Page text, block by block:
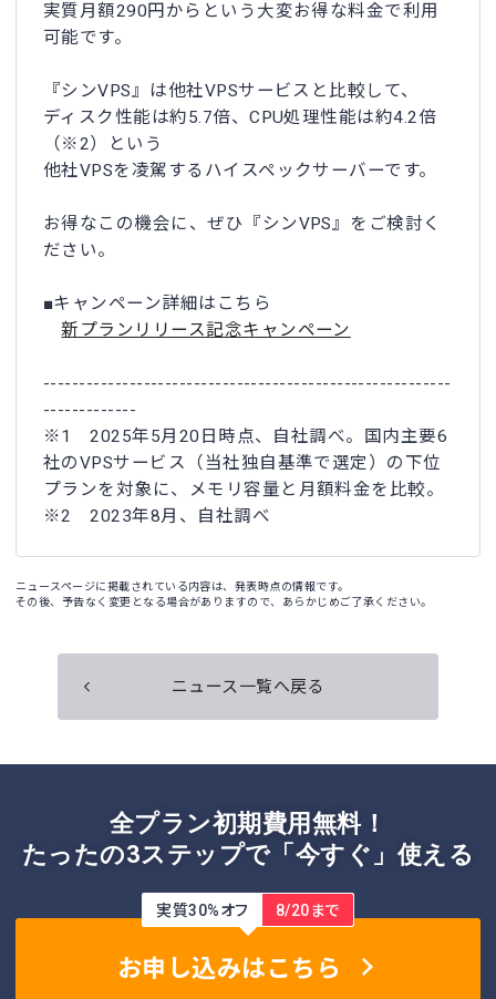
実質月額290円からという大変お得な料金で利用
可能です。
『シンVPS』は他社VPSサービスと比較して、
ディスク性能は約5.7倍、CPU処理性能は約4.2倍
（※2）という
他社VPSを凌駕するハイスペックサーバーです。
お得なこの機会に、ぜひ『シンVPS』をご検討く
ださい。
■キャンペーン詳細はこちら
新プランリリース記念キャンペーン
---------------------------------------------------------
-------------
※1 2025年5月20日時点、自社調べ。国内主要6
社のVPSサービス（当社独自基準で選定）の下位
プランを対象に、メモリ容量と月額料金を比較。
※2 2023年8月、自社調べ
ニュースページに掲載されている内容は、発表時点の情報です。
その後、予告なく変更となる場合がありますので、あらかじめご了承ください。
ニュース一覧へ戻る
全プラン初期費用無料！
たったの3ステップで「今すぐ」使える
実質30%オフ 8/20まで
お申し込みはこちら